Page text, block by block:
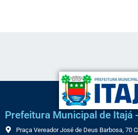
Prefeitura Municipal de Itajá
Praça Vereador José de Deus Barbosa, 70